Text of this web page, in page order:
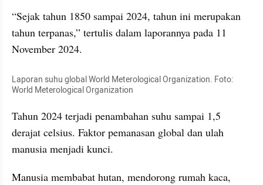
“Sejak tahun 1850 sampai 2024, tahun ini merupakan
tahun terpanas,” tertulis dalam laporannya pada 11
November 2024.
Laporan suhu global World Meterological Organization. Foto:
World Meterological Organization
Tahun 2024 terjadi penambahan suhu sampai 1,5
derajat celsius. Faktor pemanasan global dan ulah
manusia menjadi kunci.
Manusia membabat hutan, mendorong rumah kaca,